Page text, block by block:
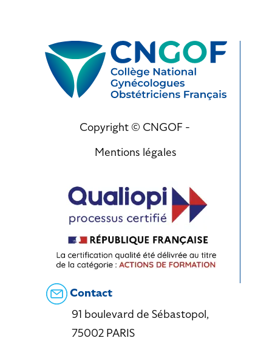
Copyright © CNGOF -
Mentions légales
Contact
91 boulevard de Sébastopol,
75002 PARIS